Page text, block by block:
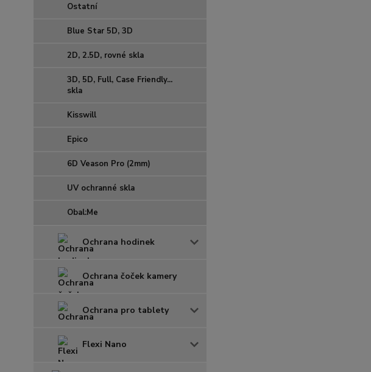
Ostatní
Blue Star 5D, 3D
2D, 2.5D, rovné skla
3D, 5D, Full, Case Friendly...
skla
Kisswill
Epico
6D Veason Pro (2mm)
UV ochranné skla
Obal:Me
Ochrana hodinek
Ochrana čoček kamery
Ochrana pro tablety
Flexi Nano